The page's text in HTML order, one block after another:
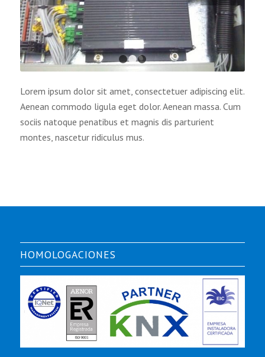
1 2
Lorem ipsum dolor sit amet, consectetuer adipiscing elit.
Aenean commodo ligula eget dolor. Aenean massa. Cum
sociis natoque penatibus et magnis dis parturient
montes, nascetur ridiculus mus.
HOMOLOGACIONES